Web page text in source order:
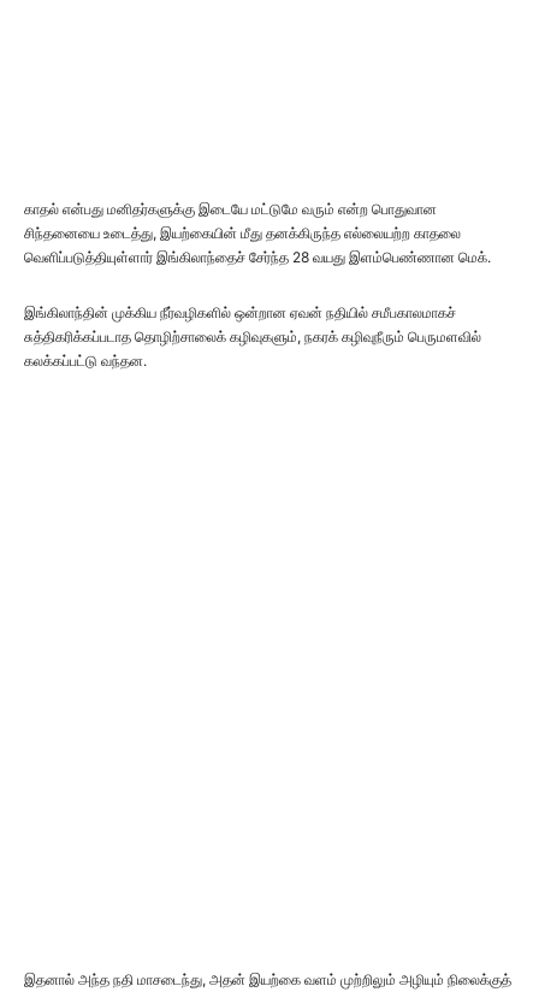
காதல் என்பது மனிதர்களுக்கு இடையே மட்டுமே வரும் என்ற பொதுவான
சிந்தனையை உடைத்து, இயற்கையின் மீது தனக்கிருந்த எல்லையற்ற காதலை
வெளிப்படுத்தியுள்ளார் இங்கிலாந்தைச் சேர்ந்த 28 வயது இளம்பெண்ணான மெக்.
இங்கிலாந்தின் முக்கிய நீர்வழிகளில் ஒன்றான ஏவன் நதியில் சமீபகாலமாகச்
சுத்திகரிக்கப்படாத தொழிற்சாலைக் கழிவுகளும், நகரக் கழிவுநீரும் பெருமளவில்
கலக்கப்பட்டு வந்தன.
இதனால் அந்த நதி மாசடைந்து, அதன் இயற்கை வளம் முற்றிலும் அழியும் நிலைக்குத்